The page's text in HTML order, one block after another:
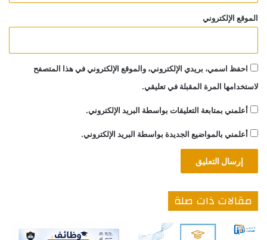
الموقع الإلكتروني
احفظ اسمي، بريدي الإلكتروني، والموقع الإلكتروني في هذا المتصفح
لاستخدامها المرة المقبلة في تعليقي.
أعلمني بمتابعة التعليقات بواسطة البريد الإلكتروني.
أعلمني بالمواضيع الجديدة بواسطة البريد الإلكتروني.
مقالات ذات صلة